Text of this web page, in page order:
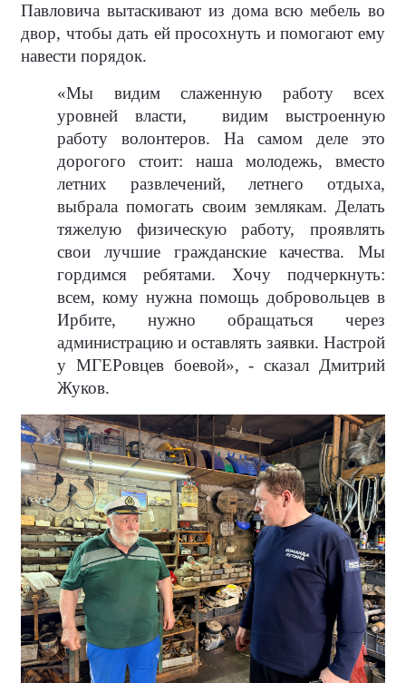
Павловича вытаскивают из дома всю мебель во
двор, чтобы дать ей просохнуть и помогают ему
навести порядок.
«Мы видим слаженную работу всех
уровней власти,
видим выстроенную
работу волонтеров. На самом деле это
дорогого стоит: наша молодежь, вместо
летних развлечений, летнего отдыха,
выбрала помогать своим землякам. Делать
тяжелую физическую работу, проявлять
свои лучшие гражданские качества. Мы
гордимся ребятами. Хочу подчеркнуть:
всем, кому нужна помощь добровольцев в
Ирбите, нужно обращаться через
администрацию и оставлять заявки. Настрой
у МГЕРовцев боевой», - сказал Дмитрий
Жуков.